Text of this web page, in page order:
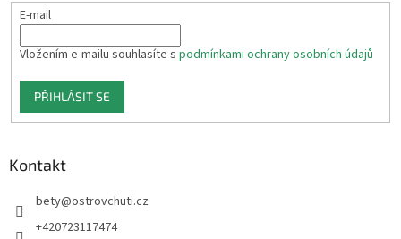
E-mail
Vložením e-mailu souhlasíte s podmínkami ochrany osobních údajů
PŘIHLÁSIT SE
Kontakt
bety@ostrovchuti.cz
+420723117474